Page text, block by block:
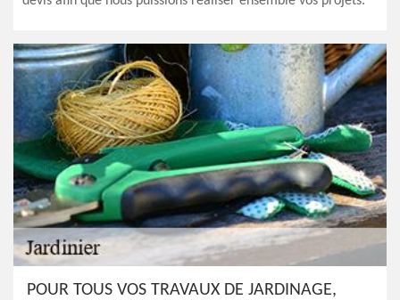
POUR TOUS VOS TRAVAUX DE JARDINAGE,